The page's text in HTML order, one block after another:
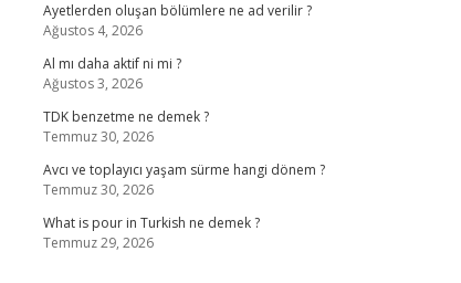
Ayetlerden oluşan bölümlere ne ad verilir ?
Ağustos 4, 2026
Al mı daha aktif ni mi ?
Ağustos 3, 2026
TDK benzetme ne demek ?
Temmuz 30, 2026
Avcı ve toplayıcı yaşam sürme hangi dönem ?
Temmuz 30, 2026
What is pour in Turkish ne demek ?
Temmuz 29, 2026